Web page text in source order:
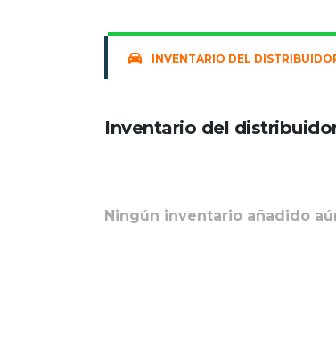
INVENTARIO DEL
Inventario del
Ningún inventario añadido